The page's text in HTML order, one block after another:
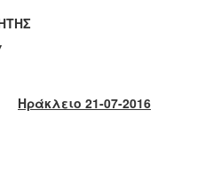
Ηράκλειο 21-07-2016